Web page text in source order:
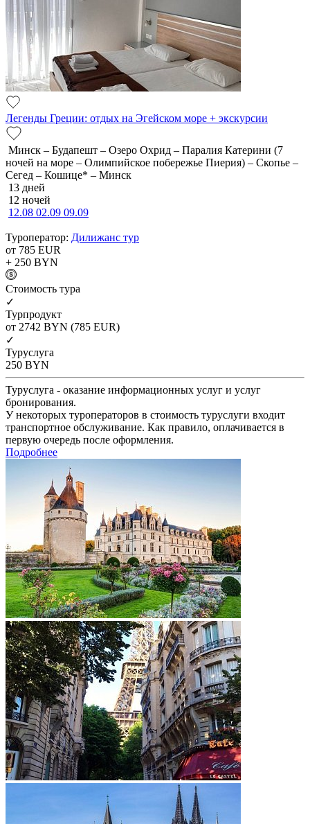
Легенды Греции: отдых на Эгейском море + экскурсии
Минск – Будапешт – Озеро Охрид – Паралия Катерини (7
ночей на море – Олимпийское побережье Пиерия) – Скопье –
Сегед – Кошице* – Минск
13 дней
12 ночей
12.08 02.09 09.09
Туроператор: Дилижанс тур
от 785 EUR
+ 250 BYN
Cтоимость тура
✓
Турпродукт
от 2742 BYN (785 EUR)
✓
Туруслуга
250 BYN
Туруслуга - оказание информационных услуг и услуг
бронирования.
У некоторых туроператоров в стоимость туруслуги входит
транспортное обслуживание. Как правило, оплачивается в
первую очередь после оформления.
Подробнее